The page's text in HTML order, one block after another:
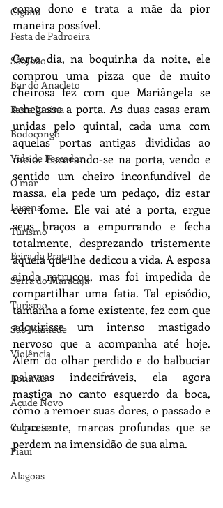
Cigana
Festa de Padroeira
SãoJoão
Bar do Anacleto
Festa Junina
Bodocongó
Vida de Pescador
O mar
Lucena
Turismo
Feira da Prata
Serra do Maracajá
Turismo
São Mamede
Violência
Boninas
Açude Novo
Cabaceiras
Piauí
Alagoas
como dono e trata a mãe da pior
maneira possível.
Certo dia, na boquinha da noite, ele
comprou uma pizza que de muito
cheirosa fez com que Mariângela se
achegasse a porta. As duas casas eram
unidas pelo quintal, cada uma com
aquelas portas antigas divididas ao
meio. Escorando-se na porta, vendo e
sentido um cheiro inconfundível de
massa, ela pede um pedaço, diz estar
com fome. Ele vai até a porta, ergue
seus braços a empurrando e fecha
totalmente, desprezando tristemente
aquela que lhe dedicou a vida. A esposa
ainda retrucou, mas foi impedida de
compartilhar uma fatia. Tal episódio,
tamanha a fome existente, fez com que
adquirisse um intenso mastigado
nervoso que a acompanha até hoje.
Além do olhar perdido e do balbuciar
palavras indecifráveis, ela agora
mastiga no canto esquerdo da boca,
como a remoer suas dores, o passado e
o presente, marcas profundas que se
perdem na imensidão de sua alma.